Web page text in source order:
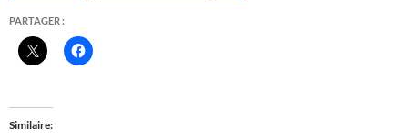
PARTAGER :
Similaire